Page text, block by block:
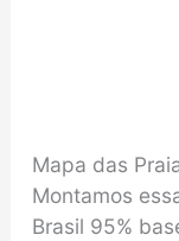
Mapa das
Montamos
Brasil 95%